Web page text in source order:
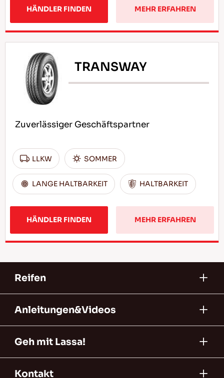
HÄNDLER FINDEN MEHR ERFAHREN
TRANSWAY
Zuverlässiger Geschäftspartner
LLKW SOMMER
LANGE HALTBARKEIT HALTBARKEIT
HÄNDLER FINDEN MEHR ERFAHREN
Reifen
Anleitungen&Videos
Geh mit Lassa!
Kontakt